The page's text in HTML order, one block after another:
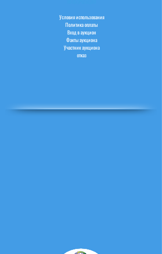
Условия использования
Политика оплаты
Вход в аукцион
Факты аукциона
Участник аукциона
отказ